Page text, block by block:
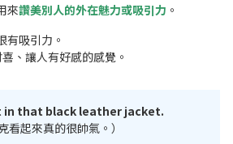
來讚美別人的外在魅力或吸引力 。
有吸引力。
、讓人有好感的感覺。
in that black leather jacket.
看起來真的很帥氣。）